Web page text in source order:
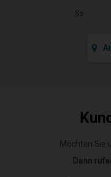
Sa
Möchten Sie
Dann